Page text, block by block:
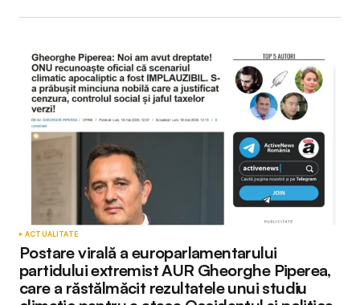
ACTUALITATE
Postare virală a europarlamentarului
partidului extremist AUR Gheorghe Piperea,
care a răstălmăcit rezultatele unui studiu